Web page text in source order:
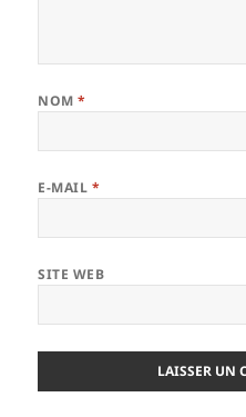
NOM*
E-MAIL *
SITE WEB